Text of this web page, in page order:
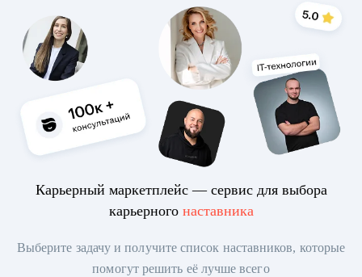
Карьерный маркетплейс — сервис для выбора
карьерного наставника
Выберите задачу и получите список наставников, которые
помогут решить её лучше всего